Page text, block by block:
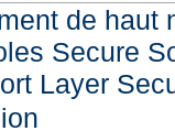
de haut
Secure
Layer